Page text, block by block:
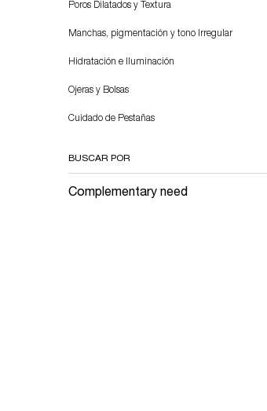
Poros Dilatados y Textura
Manchas, pigmentación y tono Irregular
Hidratación e Iluminación
Ojeras y Bolsas
Cuidado de Pestañas
BUSCAR POR
Complementary need